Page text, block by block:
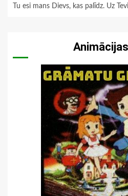
Tu esi mans Dievs, kas palīdz. Uz